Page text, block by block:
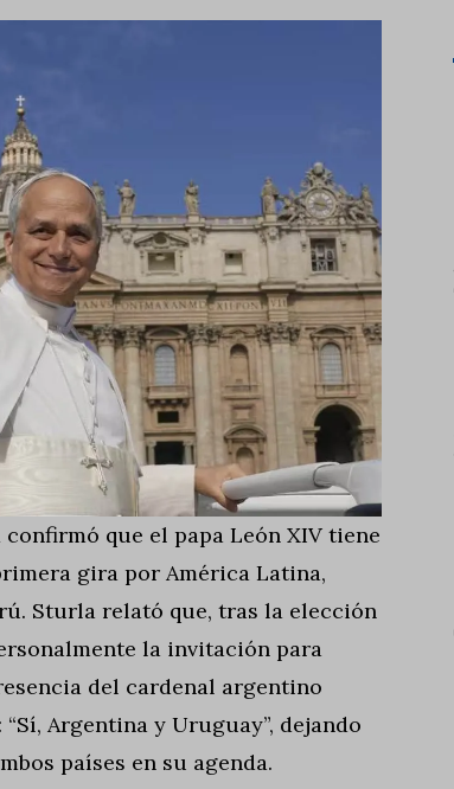
que el papa León XIV tiene
gira por América Latina,
Sturla relató que, tras la elección
la invitación para
del cardenal argentino
Argentina y Uruguay”, dejando
países en su agenda.